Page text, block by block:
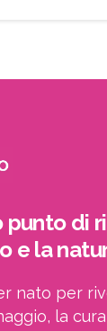
punto di
e la
nato per
la